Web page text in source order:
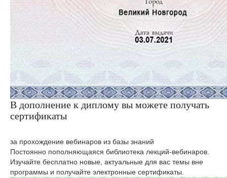
В дополнение к диплому вы можете получать
сертификаты
за прохождение вебинаров из базы знаний
Постоянно пополняющаяся библиотека лекций-вебинаров.
Изучайте бесплатно новые, актуальные для вас темы вне
программы и получайте электронные сертификаты.